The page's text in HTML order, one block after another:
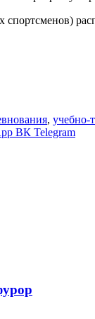
, учебно-
ВК Telegram